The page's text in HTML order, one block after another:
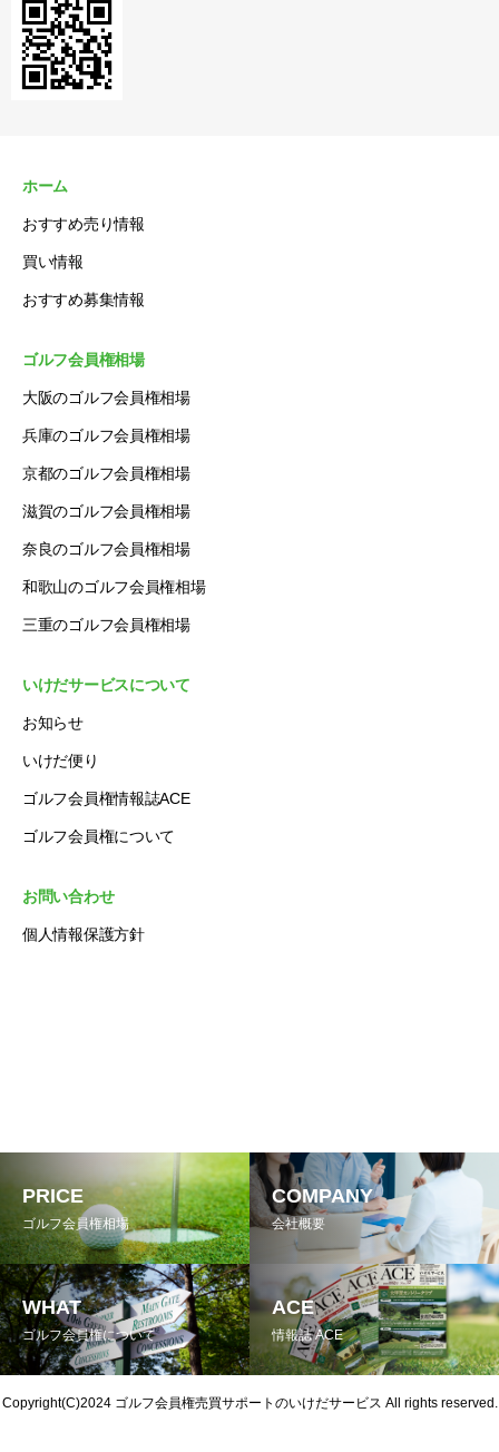
ホーム
おすすめ売り情報
買い情報
おすすめ募集情報
ゴルフ会員権相場
大阪のゴルフ会員権相場
兵庫のゴルフ会員権相場
京都のゴルフ会員権相場
滋賀のゴルフ会員権相場
奈良のゴルフ会員権相場
和歌山のゴルフ会員権相場
三重のゴルフ会員権相場
いけだサービスについて
お知らせ
いけだ便り
ゴルフ会員権情報誌ACE
ゴルフ会員権について
お問い合わせ
個人情報保護方針
PRICE
ゴルフ会員権相場
COMPANY
会社概要
WHAT
ゴルフ会員権について
ACE
情報誌 ACE
Copyright(C)2024 ゴルフ会員権売買サポートのいけだサービス All rights reserved.